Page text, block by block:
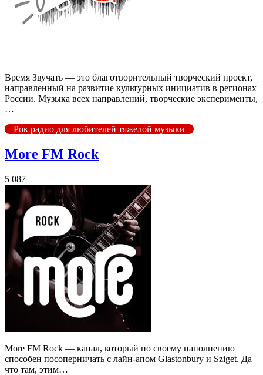
Время Звучать — это благотворительный творческий проект,
направленный на развитие культурных инициатив в регионах
России. Музыка всех направлений, творческие эксперименты,
…
Рок радио для любителей тяжелой музыки
More FM Rock
5 087
More FM Rock — канал, который по своему наполнению
способен посоперничать с лайн-апом Glastonbury и Sziget. Да
что там, этим…